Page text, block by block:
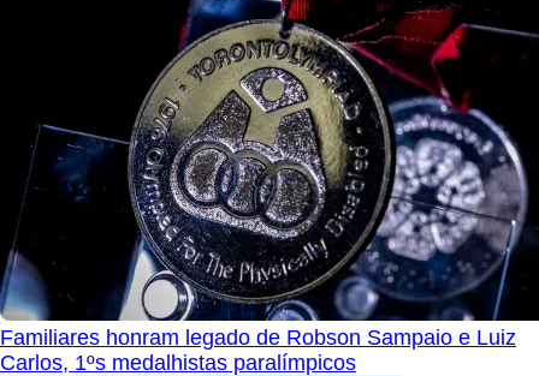
Familiares honram legado de Robson Sampaio e Luiz
Carlos, 1ºs medalhistas paralímpicos